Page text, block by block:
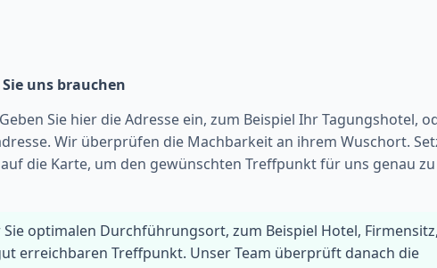
uns brauchen
Sie hier die Adresse ein, zum Beispiel Ihr Tagungshotel,
Wir überprüfen die Machbarkeit an ihrem Wuschort.
die Karte, um den gewünschten Treffpunkt für uns genau zu
Sie optimalen Durchführungsort, zum Beispiel Hotel,
erreichbaren Treffpunkt. Unser Team überprüft danach die